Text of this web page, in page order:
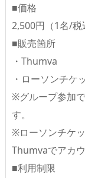
■価格
2,500円（1名/税
■販売箇所
・Thumva
・ローソンチケ
※グループ参加
す。
※ローソンチケ
Thumvaでアカ
■利用制限